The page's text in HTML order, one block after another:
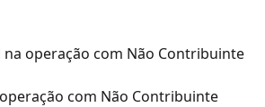
na operação com Não Contribuinte
com Não Contribuinte